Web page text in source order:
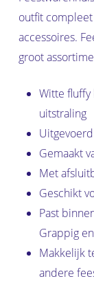
outfit
accessoires.
groot
Witte
uitstraling
Gemaakt
Met
Geschikt
Past
Grappig
Makkelijk
andere